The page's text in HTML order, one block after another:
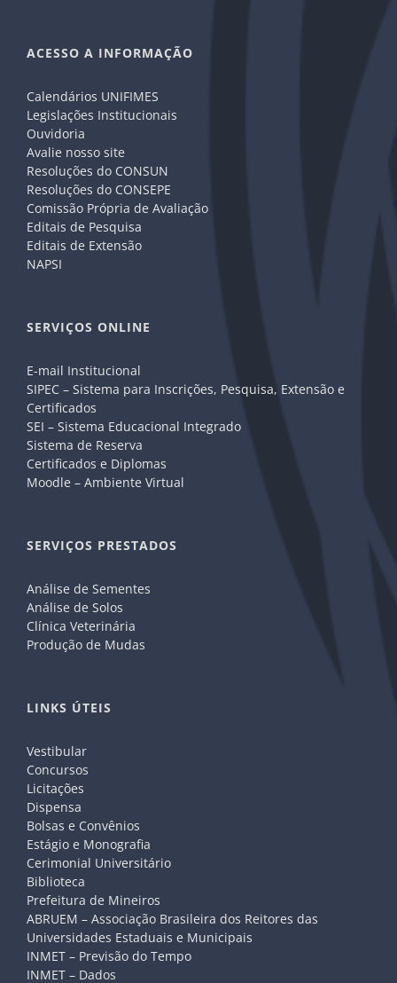
ACESSO A INFORMAÇÃO
Calendários UNIFIMES
Legislações Institucionais
Ouvidoria
Avalie nosso site
Resoluções do CONSUN
Resoluções do CONSEPE
Comissão Própria de Avaliação
Editais de Pesquisa
Editais de Extensão
NAPSI
SERVIÇOS ONLINE
E-mail Institucional
SIPEC – Sistema para Inscrições, Pesquisa, Extensão e
Certificados
SEI – Sistema Educacional Integrado
Sistema de Reserva
Certificados e Diplomas
Moodle – Ambiente Virtual
SERVIÇOS PRESTADOS
Análise de Sementes
Análise de Solos
Clínica Veterinária
Produção de Mudas
LINKS ÚTEIS
Vestibular
Concursos
Licitações
Dispensa
Bolsas e Convênios
Estágio e Monografia
Cerimonial Universitário
Biblioteca
Prefeitura de Mineiros
ABRUEM – Associação Brasileira dos Reitores das
Universidades Estaduais e Municipais
INMET – Previsão do Tempo
INMET – Dados